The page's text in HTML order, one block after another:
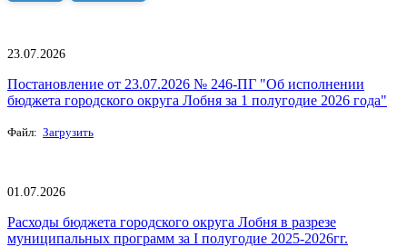
23.07.2026
Постановление от 23.07.2026 № 246-ПГ "Об исполнении
бюджета городского округа Лобня за 1 полугодие 2026 года"
Файл: Загрузить
01.07.2026
Расходы бюджета городского округа Лобня в разрезе
муниципальных программ за I полугодие 2025-2026гг.